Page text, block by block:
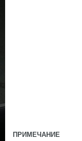
ПРИМЕЧАНИЕ